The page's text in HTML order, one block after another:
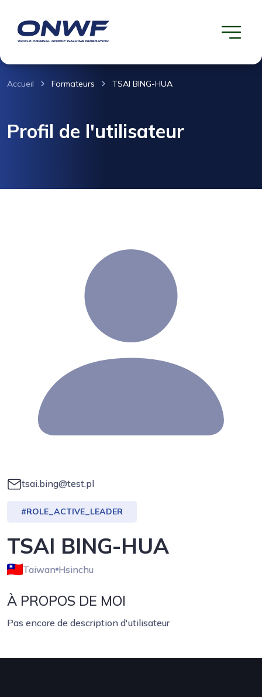
Accueil Formateurs TSAI BING-HUA
Profil de l'utilisateur
tsai.bing@test.pl
#ROLE_ACTIVE_LEADER
TSAI BING-HUA
Taiwan Hsinchu
À PROPOS DE MOI
Pas encore de description d'utilisateur